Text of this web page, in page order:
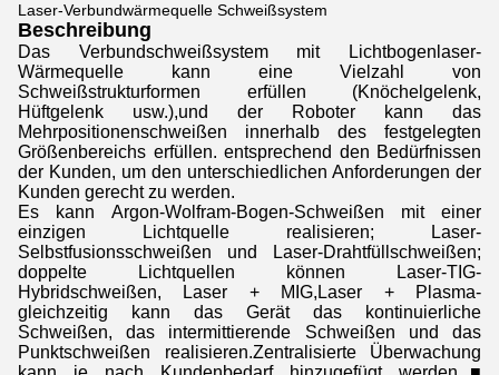
Laser-Verbundwärmequelle Schweißsystem
Beschreibung
Das Verbundschweißsystem mit Lichtbogenlaser-
Wärmequelle kann eine Vielzahl von
Schweißstrukturformen erfüllen (Knöchelgelenk,
Hüftgelenk usw.),und der Roboter kann das
Mehrpositionenschweißen innerhalb des festgelegten
Größenbereichs erfüllen. entsprechend den Bedürfnissen
der Kunden, um den unterschiedlichen Anforderungen der
Kunden gerecht zu werden.
Es kann Argon-Wolfram-Bogen-Schweißen mit einer
einzigen Lichtquelle realisieren; Laser-
Selbstfusionsschweißen und Laser-Drahtfüllschweißen;
doppelte Lichtquellen können Laser-TIG-
Hybridschweißen, Laser + MIG,Laser + Plasma­
gleichzeitig kann das Gerät das kontinuierliche
Schweißen, das intermittierende Schweißen und das
Punktschweißen realisieren.Zentralisierte Überwachung